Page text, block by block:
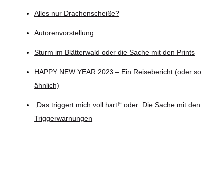
Alles nur Drachenscheiße?
Autorenvorstellung
Sturm im Blätterwald oder die Sache mit den Prints
HAPPY NEW YEAR 2023 – Ein Reisebericht (oder so
ähnlich)
„Das triggert mich voll hart!“ oder: Die Sache mit den
Triggerwarnungen